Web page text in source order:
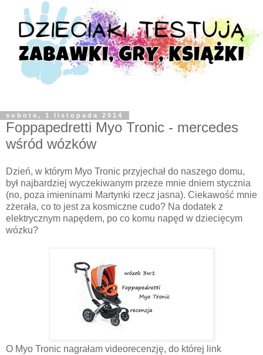
sobota, 1 listopada 2014
Foppapedretti Myo Tronic - mercedes
wśród wózków
Dzień, w którym Myo Tronic przyjechał do naszego domu,
był najbardziej wyczekiwanym przeze mnie dniem stycznia
(no, poza imieninami Martynki rzecz jasna). Ciekawość mnie
zżerała, co to jest za kosmiczne cudo? Na dodatek z
elektrycznym napędem, po co komu napęd w dziecięcym
wózku?
O Myo Tronic nagrałam videorecenzję, do której link